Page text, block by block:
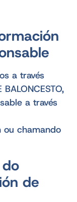
a través
a través
ou chamando
de